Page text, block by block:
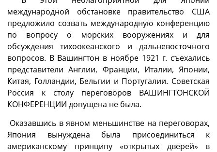
международной обстановке правительство США
предложило созвать международную конференцию
по вопросу о морских вооружениях и для
обсуждения тихоокеанского и дальневосточного
вопросов. В Вашингтон в ноябре 1921 г. съехались
представители Англии, Франции, Италии, Японии,
Китая, Голландии, Бельгии и Португалии. Советская
Россия к столу переговоров ВАШИНГТОНСКОЙ
КОНФЕРЕНЦИИ допущена не была.
Оказавшись в явном меньшинстве на переговорах,
Япония вынуждена была присоединиться к
американскому принципу «открытых дверей» в